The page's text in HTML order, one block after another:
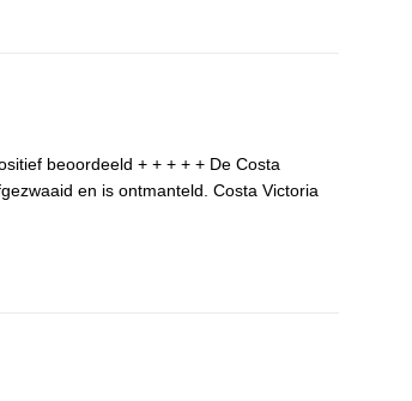
beoordeeld + + + + + De Costa
en is ontmanteld. Costa Victoria